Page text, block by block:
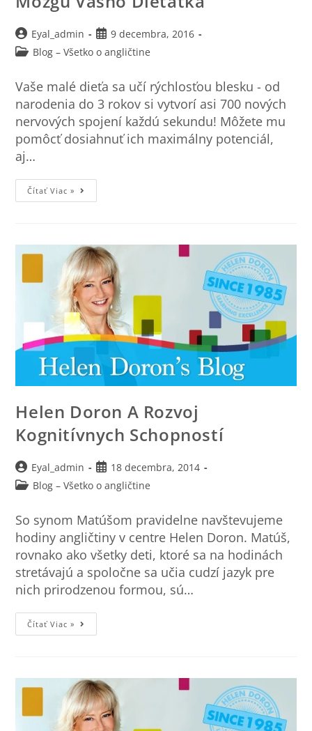
Eyal_admin
9 decembra, 2016
Blog – Všetko o angličtine
Vaše malé dieťa sa učí rýchlosťou blesku - od
narodenia do 3 rokov si vytvorí asi 700 nových
nervových spojení každú sekundu! Môžete mu
pomôcť dosiahnuť ich maximálny potenciál,
aj…
Čítať Viac »
Helen Doron A Rozvoj
Kognitívnych Schopností
Eyal_admin
18 decembra, 2014
Blog – Všetko o angličtine
So synom Matúšom pravidelne navštevujeme
hodiny angličtiny v centre Helen Doron. Matúš,
rovnako ako všetky deti, ktoré sa na hodinách
stretávajú a spoločne sa učia cudzí jazyk pre
nich prirodzenou formou, sú…
Čítať Viac »